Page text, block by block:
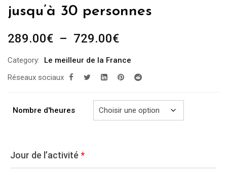
jusqu’à 30 personnes
289.00€ – 729.00€Plage
prix :
289.00€
729.00€
Category:
Le meilleur de la France
Réseaux sociaux
Nombre d'heures
Jour de l’activité *